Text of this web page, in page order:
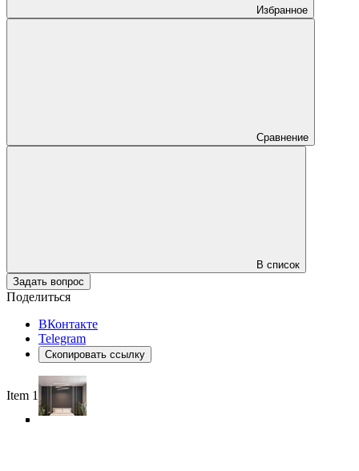
Избранное
Сравнение
В список
Задать вопрос
Поделиться
ВКонтакте
Telegram
Скопировать ссылку
Item 1 of 6